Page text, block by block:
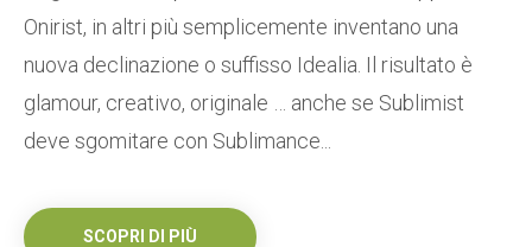
Onirist, in altri più semplicemente inventano una
nuova declinazione o suffisso Idealia. Il risultato è
glamour, creativo, originale … anche se Sublimist
deve sgomitare con Sublimance...
SCOPRI DI PIÙ